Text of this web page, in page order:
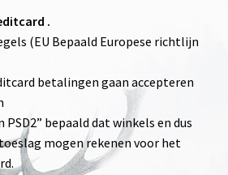
.
(EU Bepaald Europese richtlijn
betalingen gaan accepteren
bepaald dat winkels en dus
mogen rekenen voor het